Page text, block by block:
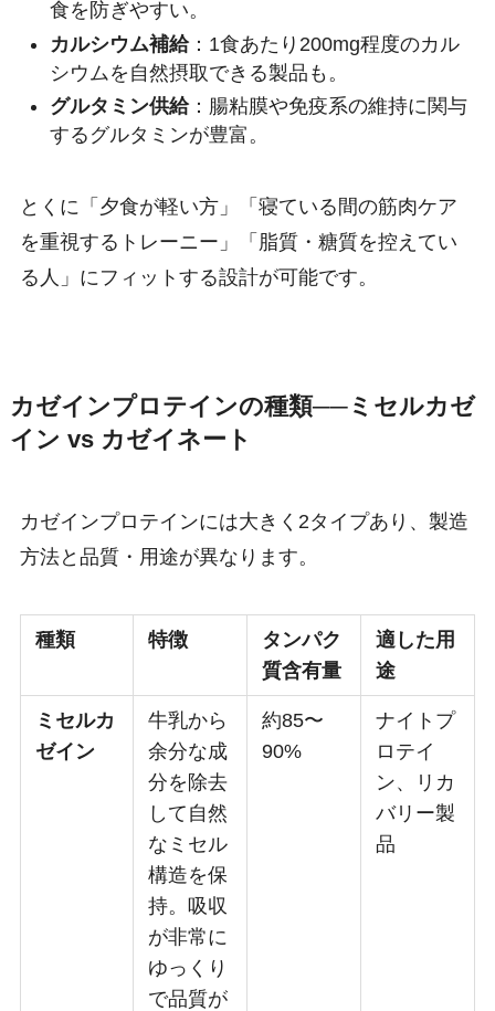
食を防ぎやすい。
カルシウム補給：1食あたり200mg程度のカル
シウムを自然摂取できる製品も。
グルタミン供給：腸粘膜や免疫系の維持に関与
するグルタミンが豊富。
とくに「夕食が軽い方」「寝ている間の筋肉ケア
を重視するトレーニー」「脂質・糖質を控えてい
る人」にフィットする設計が可能です。
カゼインプロテインの種類──ミセルカゼ
イン vs カゼイネート
カゼインプロテインには大きく2タイプあり、製造
方法と品質・用途が異なります。
種類 特徴
タンパク
質含有量
適した用
途
ミセルカ
ゼイン
牛乳から
余分な成
分を除去
して自然
なミセル
構造を保
持。吸収
が非常に
ゆっくり
で品質が
約85〜
90%
ナイトプ
ロテイ
ン、リカ
バリー製
品